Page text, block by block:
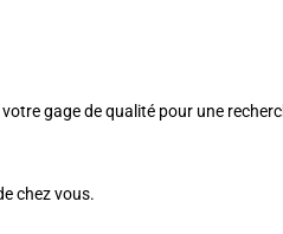
gage de qualité pour une
chez vous.